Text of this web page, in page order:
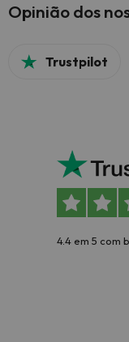
Opinião dos
Trustpilot
4.4 em 5 com